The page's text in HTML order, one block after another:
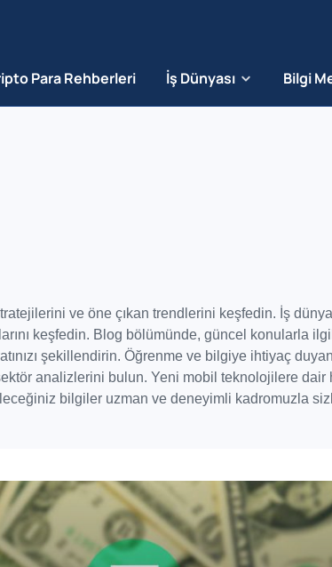
Para Rehberleri İş Dünyası Bilgi
ve öne çıkan trendlerini keşfedin. İş
keşfedin. Blog bölümünde, güncel konularla
şekillendirin. Öğrenme ve bilgiye ihtiyaç
analizlerini bulun. Yeni mobil teknolojilere dair
bilgiler uzman ve deneyimli kadromuzla